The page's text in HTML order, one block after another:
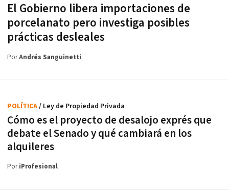
El Gobierno libera importaciones de
porcelanato pero investiga posibles
prácticas desleales
PorAndrés Sanguinetti
Cómo es el proyecto de desalojo exprés que
debate el Senado y qué cambiará en los
alquileres
POLÍTICA/ Ley de Propiedad Privada
PoriProfesional